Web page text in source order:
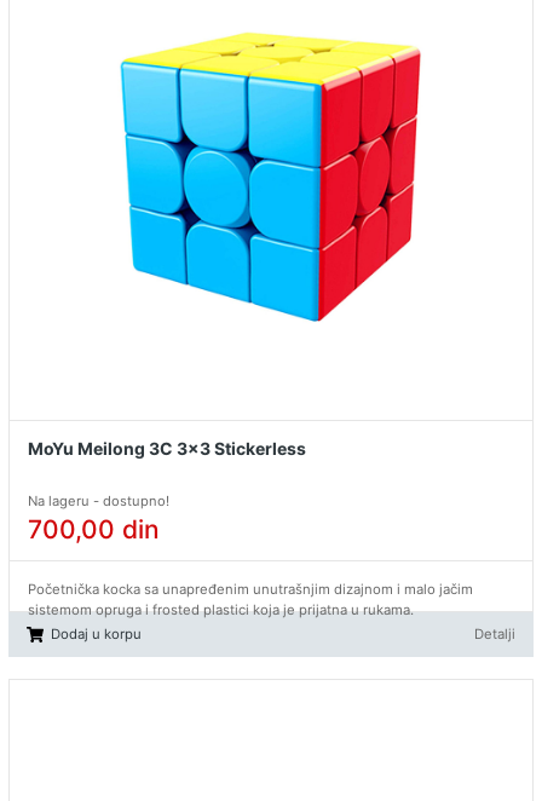
MoYu Meilong 3C 3x3 Stickerless
Na lageru - dostupno!
700,00 din
Početnička kocka sa unapređenim unutrašnjim dizajnom i malo jačim
sistemom opruga i frosted plastici koja je prijatna u rukama.
Dodaj u korpu
Detalji